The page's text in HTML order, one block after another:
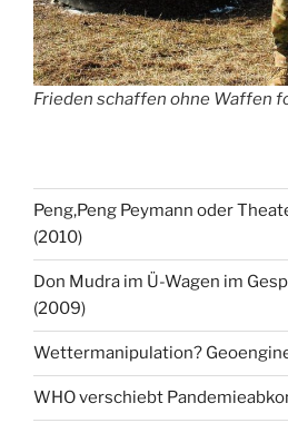
Frieden schaffen ohne Waffen
Peng,Peng Peymann oder
(2010)
Don Mudra im Ü-Wagen im
(2009)
Wettermanipulation?
WHO verschiebt